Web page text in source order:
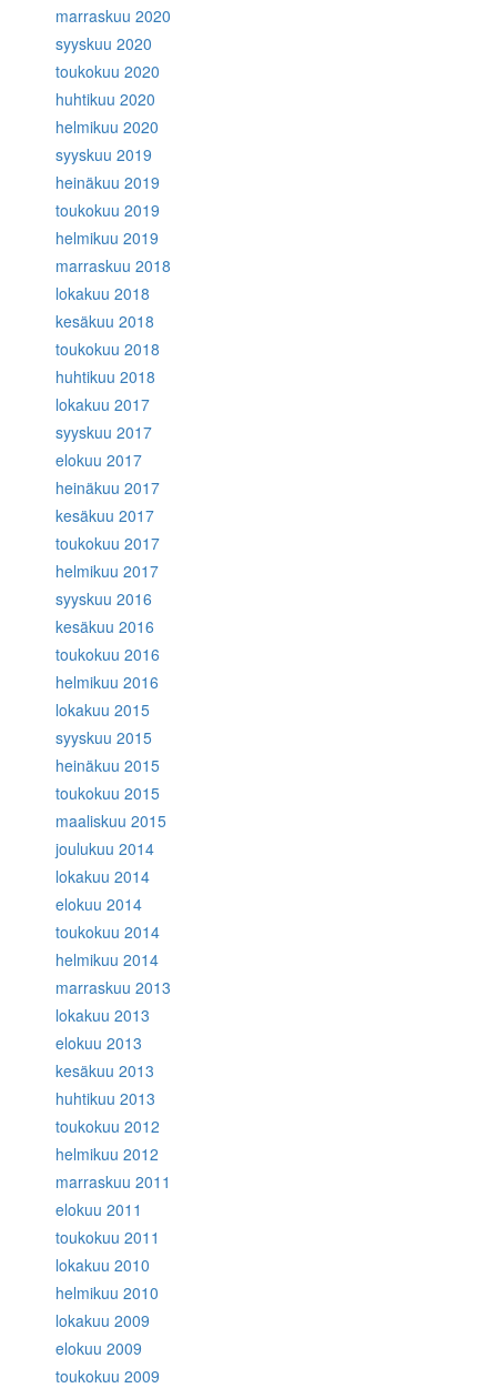
marraskuu 2020
syyskuu 2020
toukokuu 2020
huhtikuu 2020
helmikuu 2020
syyskuu 2019
heinäkuu 2019
toukokuu 2019
helmikuu 2019
marraskuu 2018
lokakuu 2018
kesäkuu 2018
toukokuu 2018
huhtikuu 2018
lokakuu 2017
syyskuu 2017
elokuu 2017
heinäkuu 2017
kesäkuu 2017
toukokuu 2017
helmikuu 2017
syyskuu 2016
kesäkuu 2016
toukokuu 2016
helmikuu 2016
lokakuu 2015
syyskuu 2015
heinäkuu 2015
toukokuu 2015
maaliskuu 2015
joulukuu 2014
lokakuu 2014
elokuu 2014
toukokuu 2014
helmikuu 2014
marraskuu 2013
lokakuu 2013
elokuu 2013
kesäkuu 2013
huhtikuu 2013
toukokuu 2012
helmikuu 2012
marraskuu 2011
elokuu 2011
toukokuu 2011
lokakuu 2010
helmikuu 2010
lokakuu 2009
elokuu 2009
toukokuu 2009